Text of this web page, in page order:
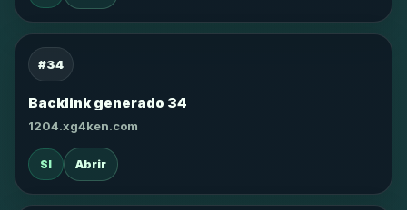
#34
Backlink generado 34
1204.xg4ken.com
SI Abrir